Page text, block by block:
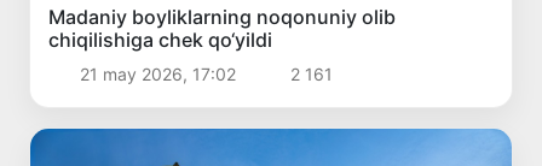
Madaniy boyliklarning noqonuniy olib
chiqilishiga chek qo‘yildi
21 may 2026, 17:02 2 161